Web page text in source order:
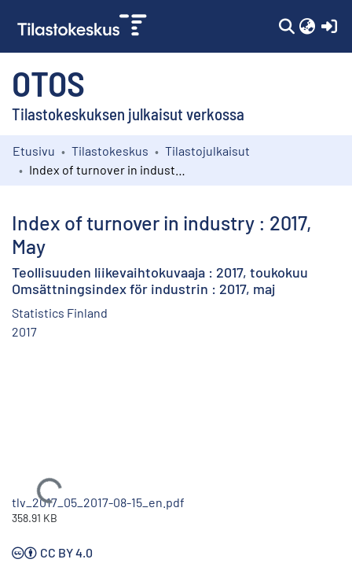
OTOS
Tilastokeskuksen julkaisut verkossa
Kokoelmat
Etusivu Tilastokeskus
Tilastojulkaisut
Index of turnover in industry : 2017,
May
Teollisuuden liikevaihtokuvaaja : 2017, toukokuu
Omsättningsindex för industrin : 2017, maj
Statistics Finland
2017
Ladataan...
tlv_2017_05_2017-08-15_en.pdf
358.91 KB
CC BY 4.0